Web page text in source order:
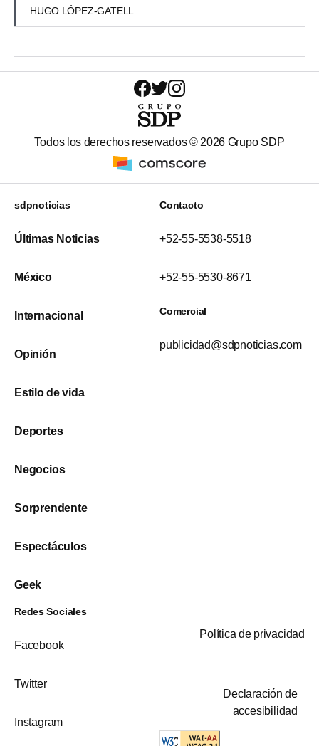
HUGO LÓPEZ-GATELL
Todos los derechos reservados © 2026 Grupo SDP
sdpnoticias
Últimas Noticias
México
Internacional
Opinión
Estilo de vida
Deportes
Negocios
Sorprendente
Espectáculos
Geek
Contacto
+52-55-5538-5518
+52-55-5530-8671
Comercial
publicidad@sdpnoticias.com
Redes Sociales
Facebook
Twitter
Instagram
Política de privacidad
Declaración de
accesibilidad